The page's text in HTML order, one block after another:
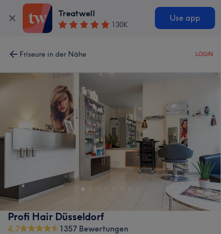
Treatwell
130K
Use app
Friseure in der Nähe LOGIN
Profi Hair Düsseldorf
4,7
1357 Bewertungen